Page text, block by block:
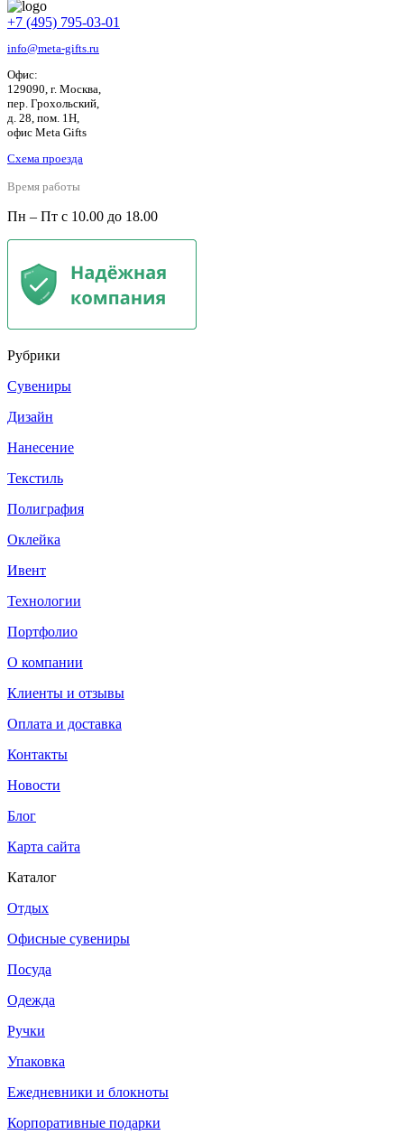
+7 (495) 795-03-01
info@meta-gifts.ru
Офис:
129090, г. Москва,
пер. Грохольский,
д. 28, пом. 1Н,
офис Meta Gifts
Схема проезда
Время работы
Пн – Пт с 10.00 до 18.00
Рубрики
Сувениры
Дизайн
Нанесение
Текстиль
Полиграфия
Оклейка
Ивент
Технологии
Портфолио
О компании
Клиенты и отзывы
Оплата и доставка
Контакты
Новости
Блог
Карта сайта
Каталог
Отдых
Офисные сувениры
Посуда
Одежда
Ручки
Упаковка
Ежедневники и блокноты
Корпоративные подарки